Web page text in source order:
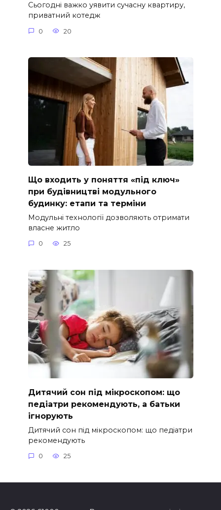
Сьогодні важко уявити сучасну квартиру,
приватний котедж
0 20
Що входить у поняття «під ключ»
при будівництві модульного
будинку: етапи та терміни
Модульні технології дозволяють отримати
власне житло
0 25
Дитячий сон під мікроскопом: що
педіатри рекомендують, а батьки
ігнорують
Дитячий сон під мікроскопом: що педіатри
рекомендують
0 25